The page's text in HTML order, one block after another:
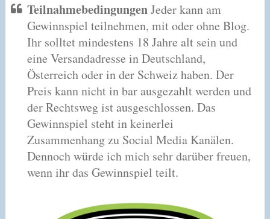
Teilnahmebedingungen Jeder kann am
Gewinnspiel teilnehmen, mit oder ohne Blog.
Ihr solltet mindestens 18 Jahre alt sein und
eine Versandadresse in Deutschland,
Österreich oder in der Schweiz haben. Der
Preis kann nicht in bar ausgezahlt werden und
der Rechtsweg ist ausgeschlossen. Das
Gewinnspiel steht in keinerlei
Zusammenhang zu Social Media Kanälen.
Dennoch würde ich mich sehr darüber freuen,
wenn ihr das Gewinnspiel teilt.